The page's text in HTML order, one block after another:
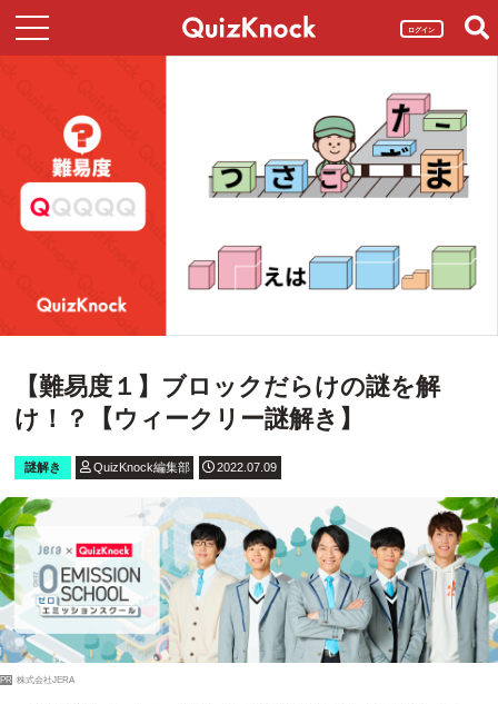
ログイン
【難易度１】ブロックだらけの謎を解
け！？【ウィークリー謎解き】
謎解き QuizKnock編集部 2022.07.09
PR 株式会社JERA